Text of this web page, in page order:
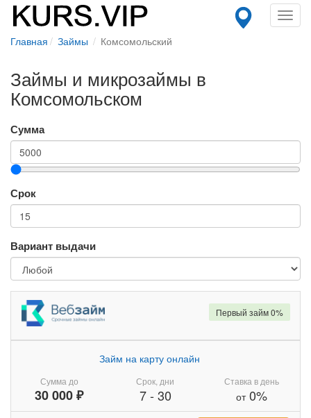
Главная Займы Комсомольский
Займы и микрозаймы в
Комсомольском
Сумма
Срок
Вариант выдачи
Сумма до
30 000 ₽
Займ на карту онлайн
Срок, дни
7- 30
Ставка в день
от0%
Первый займ 0%